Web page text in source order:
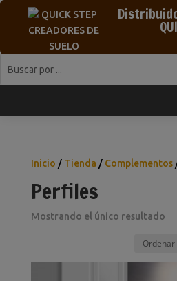
Inicio / Tienda / Complementos
Perfiles
Mostrando el único resultado